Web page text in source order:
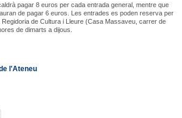
pagar 8 euros per cada entrada general, mentre que
de pagar 6 euros. Les entrades es poden reserva per
de Cultura i Lleure (Casa Massaveu, carrer de
de dimarts a dijous.
l'Ateneu